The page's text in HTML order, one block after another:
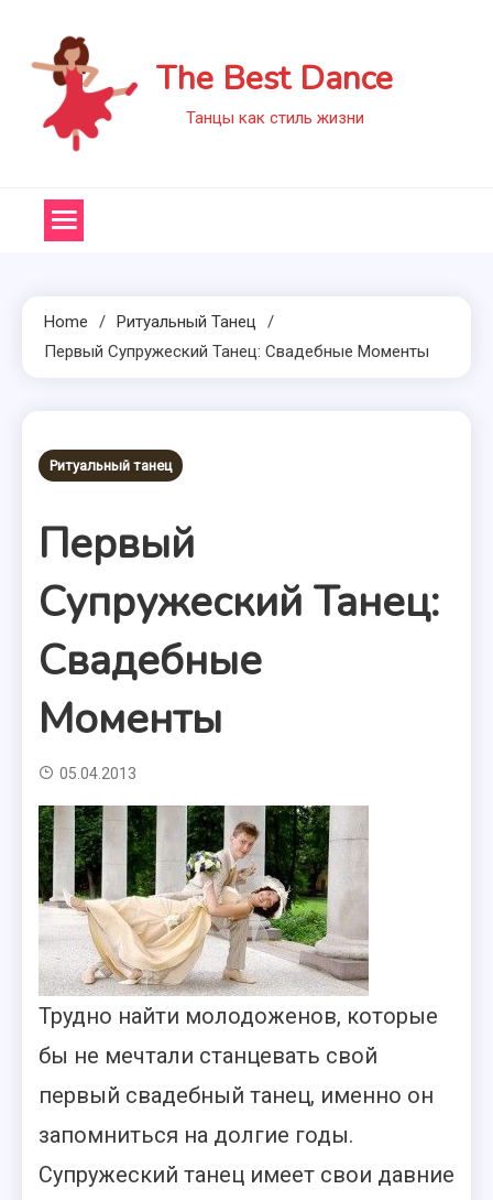
content
The Best Dance
Танцы как стиль жизни
Home
Ритуальный Танец
Первый Супружеский Танец: Свадебные Моменты
Ритуальный танец
Первый
Супружеский Танец:
Свадебные
Моменты
05.04.2013
Трудно найти молодоженов, которые
бы не мечтали станцевать свой
первый свадебный танец, именно он
запомниться на долгие годы.
Супружеский танец имеет свои давние